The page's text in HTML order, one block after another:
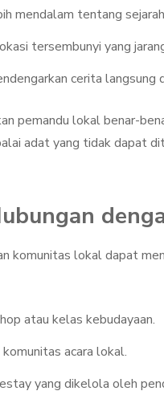
mendalam tentang
tersembunyi yang
cerita
pemandu lokal benar-
adat yang tidak dapat
komunitas lokal dapat
atau kelas kebudayaan.
acara lokal.
yang dikelola oleh